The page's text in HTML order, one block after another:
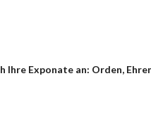
Ihre Exponate an: Orden,